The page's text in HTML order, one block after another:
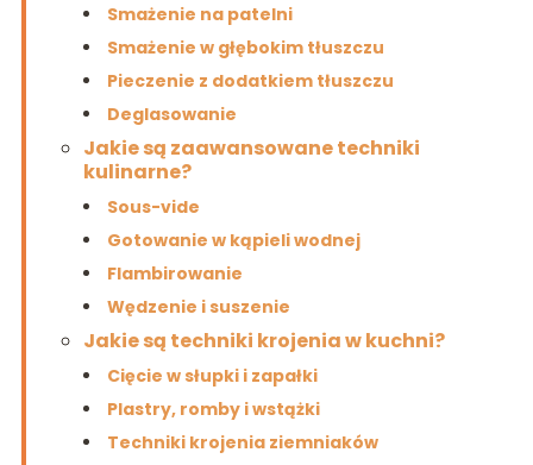
Smażenie na patelni
Smażenie w głębokim tłuszczu
Pieczenie z dodatkiem tłuszczu
Deglasowanie
Jakie są zaawansowane techniki
kulinarne?
Sous-vide
Gotowanie w kąpieli wodnej
Flambirowanie
Wędzenie i suszenie
Jakie są techniki krojenia w kuchni?
Cięcie w słupki i zapałki
Plastry, romby i wstążki
Techniki krojenia ziemniaków